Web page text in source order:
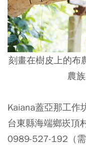
刻畫在樹皮上的布
農
Kaiana蓋亞那工作
台東縣海端鄉崁頂
0989-527-192（需